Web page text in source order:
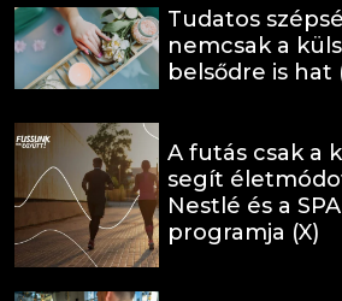
Tudatos
nemcsak a
belsődre is hat
A futás csak a
segít
Nestlé és a
programja (X)